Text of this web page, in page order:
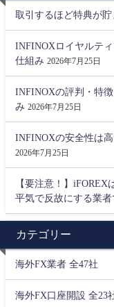
取引するほど特典が
INFINOXロイヤルテ
仕組み 2026年7月25日
INFINOXの評判・特
み 2026年7月25日
INFINOXの安全性は
2026年7月25日
【要注意！】
平気で反故にする業者
カテゴリー
海外FX業者 全47社
海外FX口座開設 全23